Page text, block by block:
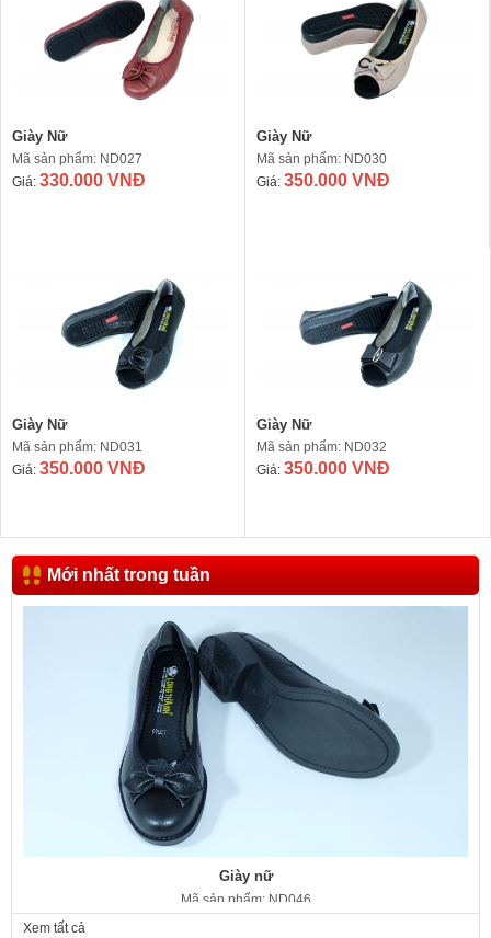
Giày Nữ
Mã sản phẩm: ND027
Giá: 330.000 VNĐ
Giày Nữ
Mã sản phẩm: ND030
Giá: 350.000 VNĐ
Giày Nữ
Mã sản phẩm: ND031
Giá: 350.000 VNĐ
Giày Nữ
Mã sản phẩm: ND032
Giá: 350.000 VNĐ
Mới nhất trong tuần
Giày nữ
Mã sản phẩm: ND046
Xem tất cả